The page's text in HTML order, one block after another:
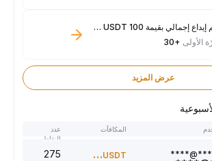
تحقيق حجم إيداع إجمالي بقيمة 100 USDT فأكثر
+30
عرض المزيد
المكافآت
النقاط
300USDT